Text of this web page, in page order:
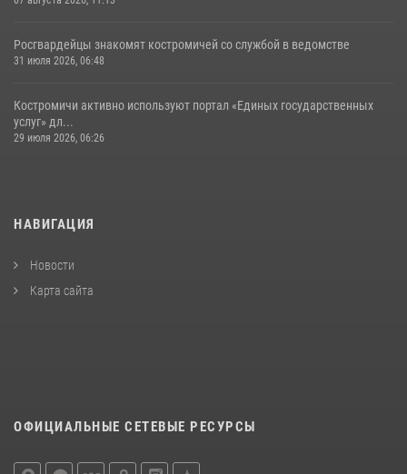
Росгвардейцы знакомят костромичей со службой в ведомстве
31 июля 2026, 06:48
Костромичи активно используют портал «Единых государственных
услуг» дл...
29 июля 2026, 06:26
НАВИГАЦИЯ
Новости
Карта сайта
ОФИЦИАЛЬНЫЕ СЕТЕВЫЕ РЕСУРСЫ